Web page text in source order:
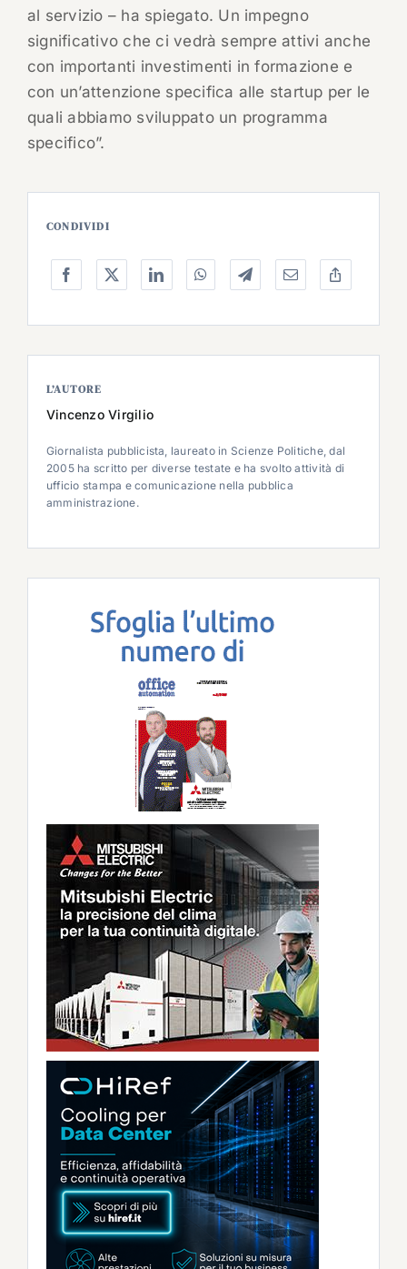
al servizio – ha spiegato. Un impegno
significativo che ci vedrà sempre attivi anche
con importanti investimenti in formazione e
con un’attenzione specifica alle startup per le
quali abbiamo sviluppato un programma
specifico”.
CONDIVIDI
L’AUTORE
Vincenzo Virgilio
Giornalista pubblicista, laureato in Scienze Politiche, dal
2005 ha scritto per diverse testate e ha svolto attività di
ufficio stampa e comunicazione nella pubblica
amministrazione.